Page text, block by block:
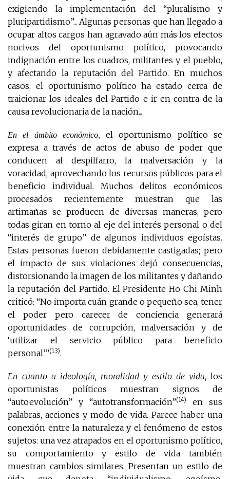
exigiendo la implementación del “pluralismo y
pluripartidismo”... Algunas personas que han llegado a
ocupar altos cargos han agravado aún más los efectos
nocivos del oportunismo político, provocando
indignación entre los cuadros, militantes y el pueblo,
y afectando la reputación del Partido. En muchos
casos, el oportunismo político ha estado cerca de
traicionar los ideales del Partido e ir en contra de la
causa revolucionaria de la nación...
En el ámbito económico,
el oportunismo político se
expresa a través de actos de abuso de poder que
conducen al despilfarro, la malversación y la
voracidad, aprovechando los recursos públicos para el
beneficio individual. Muchos delitos económicos
procesados recientemente muestran que las
artimañas se producen de diversas maneras, pero
todas giran en torno al eje del interés personal o del
“interés de grupo” de algunos individuos egoístas.
Estas personas fueron debidamente castigadas; pero
el impacto de sus violaciones dejó consecuencias,
distorsionando la imagen de los militantes y dañando
la reputación del Partido. El Presidente Ho Chi Minh
criticó: “No importa cuán grande o pequeño sea, tener
el poder pero carecer de conciencia generará
oportunidades de corrupción, malversación y de
‘utilizar el servicio público para beneficio
personal’”(13).
En cuanto a ideología, moralidad y estilo de vida, los
oportunistas políticos muestran signos de
“autoevolución” y “autotransformación”(14)
en sus
palabras, acciones y modo de vida. Parece haber una
conexión entre la naturaleza y el fenómeno de estos
sujetos: una vez atrapados en el oportunismo político,
su comportamiento y estilo de vida también
muestran cambios similares. Presentan un estilo de